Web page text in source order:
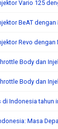
Vario 125
BeAT
Revo
Body dan
Body dan
di Indonesia tahun
Masa